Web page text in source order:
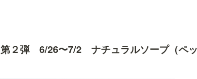
第２弾　6/26〜7/2　ナチュラルソープ（ペ